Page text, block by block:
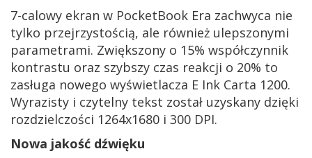
7-calowy ekran w PocketBook Era zachwyca nie
tylko przejrzystością, ale również ulepszonymi
parametrami. Zwiększony o 15% współczynnik
kontrastu oraz szybszy czas reakcji o 20% to
zasługa nowego wyświetlacza E Ink Carta 1200.
Wyrazisty i czytelny tekst został uzyskany dzięki
rozdzielczości 1264x1680 i 300 DPI.
Nowa jakość dźwięku